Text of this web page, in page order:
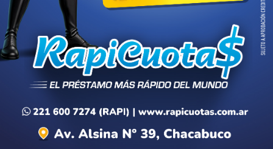
Lunes, 25 de Mayo de 2026 . 23:06 Hs.